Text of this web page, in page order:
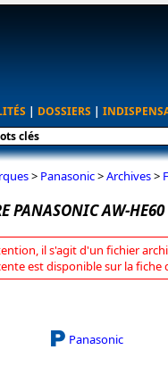
| DOSSIERS |
> Panasonic>Archives>
PANASONIC AW-
il s'agit d'un fichier
est disponible sur la fiche
Panasonic